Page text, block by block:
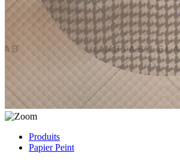
Produits
Papier Peint